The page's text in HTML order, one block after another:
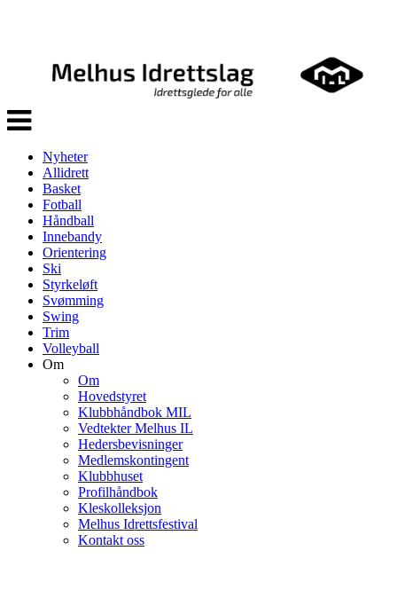
Veksle
navigasjon
Nyheter
Allidrett
Basket
Fotball
Håndball
Innebandy
Orientering
Ski
Styrkeløft
Svømming
Swing
Trim
Volleyball
Om
Om
Hovedstyret
Klubbhåndbok MIL
Vedtekter Melhus IL
Hedersbevisninger
Medlemskontingent
Klubbhuset
Profilhåndbok
Kleskolleksjon
Melhus Idrettsfestival
Kontakt oss